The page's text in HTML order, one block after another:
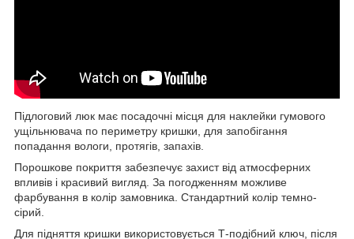
Підлоговий люк має посадочні місця для наклейки гумового
ущільнювача по периметру кришки, для запобігання
попадання вологи, протягів, запахів.
Порошкове покриття забезпечує захист від атмосферних
впливів і красивий вигляд. За погодженням можливе
фарбування в колір замовника. Стандартний колір темно-
сірий.
Для підняття кришки використовується Т-подібний ключ, після